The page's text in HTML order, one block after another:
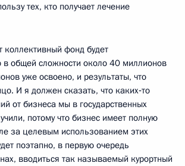
тех, кто получает лечение
коллективный фонд будет
в общей сложности около 40 миллионов
уже освоено, и результаты, что
И я должен сказать, что каких‑то
от бизнеса мы в государственных
потому что бизнес имеет полную
за целевым использованием этих
поэтапно, в первую очередь
вводиться так называемый курортный